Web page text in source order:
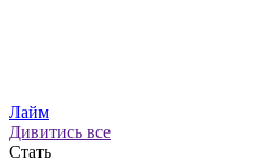
Лайм
Дивитись все
Стать